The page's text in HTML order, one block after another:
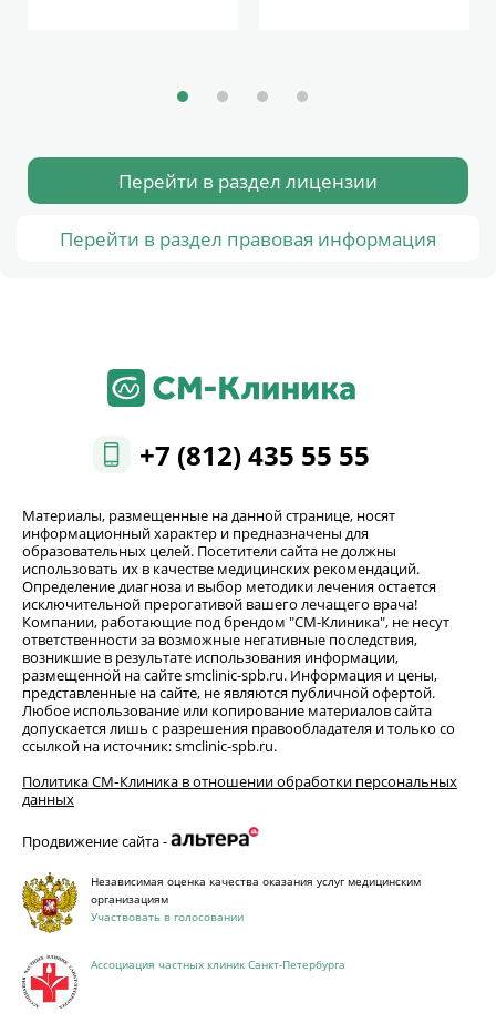
Перейти в раздел лицензии
Перейти в раздел правовая информация
+7 (812) 435 55 55
Материалы, размещенные на данной странице, носят
информационный характер и предназначены для
образовательных целей. Посетители сайта не должны
использовать их в качестве медицинских рекомендаций.
Определение диагноза и выбор методики лечения остается
исключительной прерогативой вашего лечащего врача!
Компании, работающие под брендом "СМ-Клиника", не несут
ответственности за возможные негативные последствия,
возникшие в результате использования информации,
размещенной на сайте smclinic-spb.ru. Информация и цены,
представленные на сайте, не являются публичной офертой.
Любое использование или копирование материалов сайта
допускается лишь с разрешения правообладателя и только со
ссылкой на источник: smclinic-spb.ru.
Политика СМ‑Клиника в отношении обработки персональных
данных
Продвижение сайта -
Независимая оценка качества оказания услуг медицинским
организациям
Участвовать в голосовании
Ассоциация частных клиник Санкт-Петербурга